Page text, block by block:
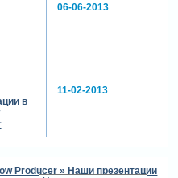
06-06-2013
в
11-02-2013
Producer »Наши презентации